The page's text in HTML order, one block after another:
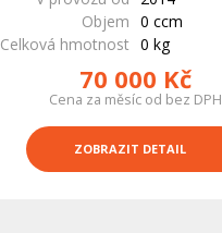
Objem 0 ccm
Celková hmotnost 0 kg
70 000 Kč
Cena za měsíc od bez DPH
ZOBRAZIT DETAIL